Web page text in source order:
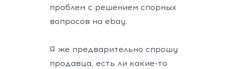
проблем с решением спорных
вопросов на ebay.
Я же предварительно спрошу
продавца, есть ли какие-то